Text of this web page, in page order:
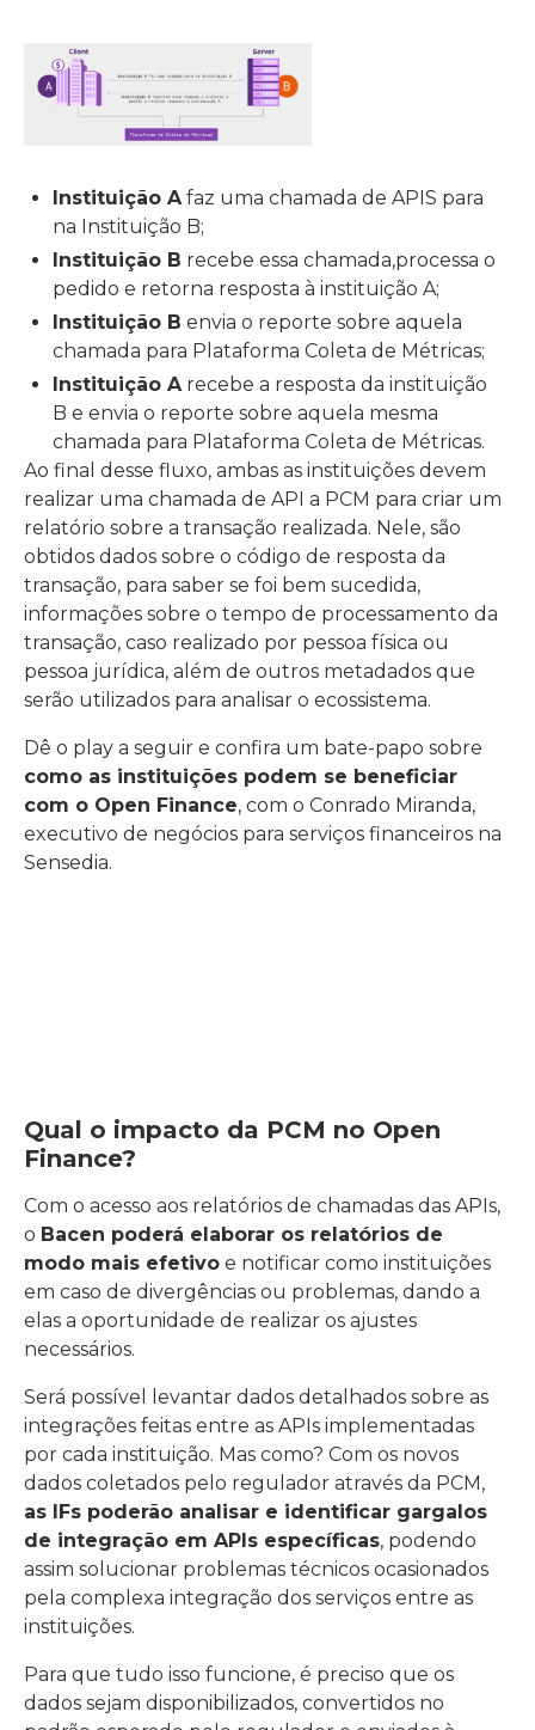
Instituição Afaz uma chamada de APIS para
na Instituição B;
Instituição B recebe essa chamada,processa o
pedido e retorna resposta à instituição A;
Instituição B envia o reporte sobre aquela
chamada para Plataforma Coleta de Métricas;
Instituição Arecebe a resposta da instituição
B e envia o reporte sobre aquela mesma
chamada para Plataforma Coleta de Métricas.
Ao final desse fluxo, ambas as instituições devem
realizar uma chamada de API a PCM para criar um
relatório sobre a transação realizada. Nele, são
obtidos dados sobre o código de resposta da
transação, para saber se foi bem sucedida,
informações sobre o tempo de processamento da
transação, caso realizado por pessoa física ou
pessoa jurídica, além de outros metadados que
serão utilizados para analisar o ecossistema.
Dê o play a seguir e confira um bate-papo sobre
como as instituições podem se beneficiar
com o Open Finance, com o Conrado Miranda,
executivo de negócios para serviços financeiros na
Sensedia.
Qual o impacto da PCM no Open
Finance?
Com o acesso aos relatórios de chamadas das APIs,
o Bacen poderá elaborar os relatórios de
modo mais efetivo e notificar como instituições
em caso de divergências ou problemas, dando a
elas a oportunidade de realizar os ajustes
necessários.
Será possível levantar dados detalhados sobre as
integrações feitas entre as APIs implementadas
por cada instituição. Mas como? Com os novos
dados coletados pelo regulador através da PCM,
as IFs poderão analisar e identificar gargalos
de integração em APIs específicas, podendo
assim solucionar problemas técnicos ocasionados
pela complexa integração dos serviços entre as
instituições.
Para que tudo isso funcione, é preciso que os
dados sejam disponibilizados, convertidos no